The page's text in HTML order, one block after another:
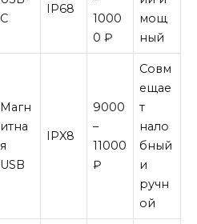
C
IP68
1000
0 ₽
мощ
ный
Магн
итна
я
USB
IPX8
9000
–
11000
₽
Совм
ещае
т
нало
бный
и
ручн
ой